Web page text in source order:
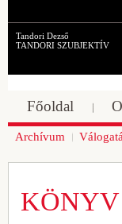
Tandori Dezső
TANDORI SZUBJEKTÍV
Főoldal
Archívum
KÖNYV